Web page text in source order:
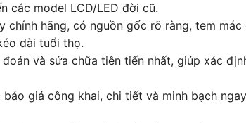
các model LCD/LED đời cũ.
chính hãng, có nguồn gốc rõ ràng, tem
dài tuổi thọ.
và sửa chữa tiên tiến nhất, giúp xác
giá công khai, chi tiết và minh bạch